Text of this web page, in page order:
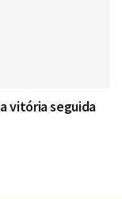
vitória seguida